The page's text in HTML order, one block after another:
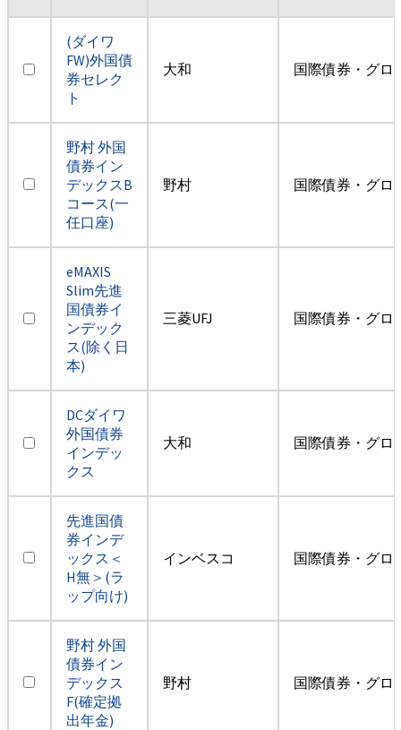
(ダイワ
FW)外国債
券セレク
ト
大和 国際債券・グロ
野村 外国
債券イン
デックスB
コース(一
任口座)
野村 国際債券・グロ
eMAXIS
Slim先進
国債券イ
ンデック
ス(除く日
本)
三菱UFJ 国際債券・グロ
DCダイワ
外国債券
インデッ
クス
大和 国際債券・グロ
先進国債
券インデ
ックス＜
H無＞(ラ
ップ向け)
インベスコ 国際債券・グロ
野村 外国
債券イン
デックス
F(確定拠
出年金)
野村 国際債券・グロ